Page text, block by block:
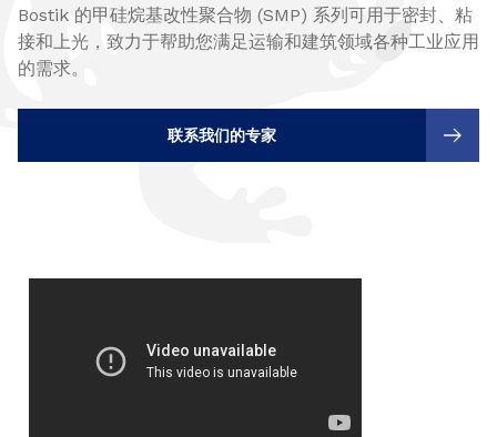
Bostik 的甲硅烷基改性聚合物 (SMP) 系列可用于密封、粘
接和上光，致力于帮助您满足运输和建筑领域各种工业应用
的需求。
联系我们的专家